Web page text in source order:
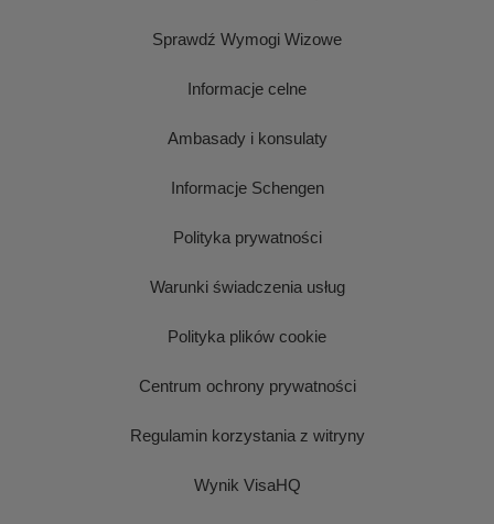
Sprawdź Wymogi Wizowe
Informacje celne
Ambasady i konsulaty
Informacje Schengen
Polityka prywatności
Warunki świadczenia usług
Polityka plików cookie
Centrum ochrony prywatności
Regulamin korzystania z witryny
Wynik VisaHQ